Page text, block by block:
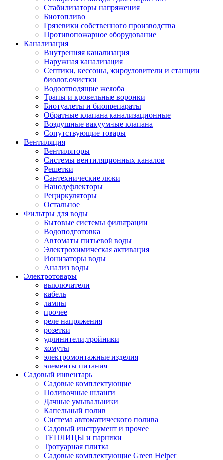
Стабилизаторы напряжения
Биотопливо
Грязевики собственного производства
Противопожарное оборудование
Канализация
Внутренняя канализация
Наружная канализация
Септики, кессоны, жироуловители и станции
биолог.очистки
Водоотводящие желоба
Трапы и кровельные воронки
Биотуалеты и биопрепараты
Обратные клапана канализационные
Воздушные вакуумные клапана
Сопутствующие товары
Вентиляция
Вентиляторы
Системы вентиляционных каналов
Решетки
Сантехнические люки
Нанодефлекторы
Рециркуляторы
Остальное
Фильтры для воды
Бытовые системы фильтрации
Водоподготовка
Автоматы питьевой воды
Электрохимическая активация
Ионизаторы воды
Анализ воды
Электротовары
выключатели
кабель
лампы
прочее
реле напряжения
розетки
удлинители,тройники
хомуты
электромонтажные изделия
элементы питания
Садовый инвентарь
Садовые комплектующие
Поливочные шланги
Дачные умывальники
Капельный полив
Система автоматического полива
Садовый инструмент и прочее
ТЕПЛИЦЫ и парники
Тротуарная плитка
Садовые комплектующие Green Helper